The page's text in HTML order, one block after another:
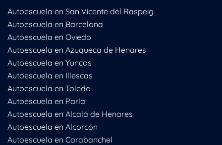
Autoescuela en San Vicente del Raspeig
Autoescuela en Barcelona
Autoescuela en Oviedo
Autoescuela en Azuqueca de Henares
Autoescuela en Yuncos
Autoescuela en Illescas
Autoescuela en Toledo
Autoescuela en Parla
Autoescuela en Alcalá de Henares
Autoescuela en Alcorcón
Autoescuela en Carabanchel